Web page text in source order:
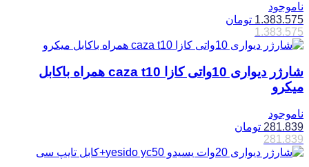
ناموجود
1.383.575 تومان
1.383.575
شارژر دیواری 10واتی کازا caza t10 همراه باکابل
میکرو
ناموجود
281.839 تومان
281.839